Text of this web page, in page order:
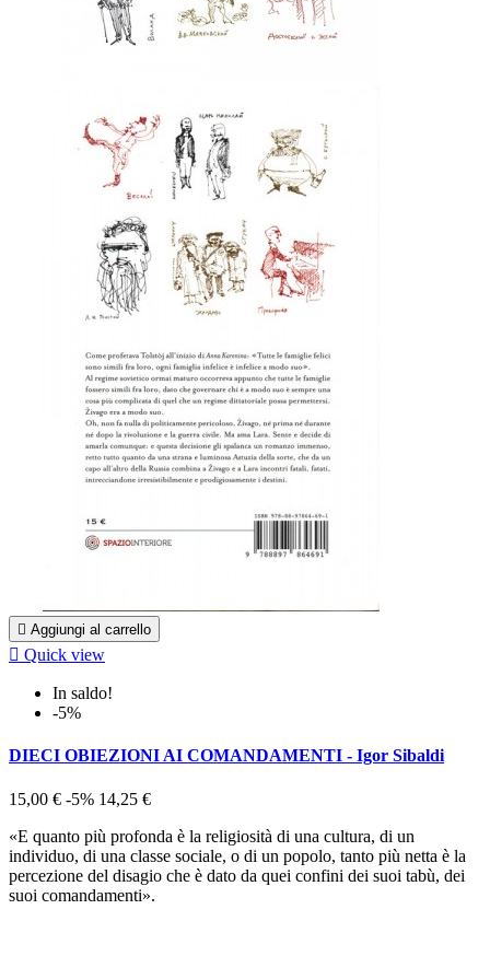
 Aggiungi al carrello
 Quick view
In saldo!
-5%
DIECI OBIEZIONI AI COMANDAMENTI - Igor Sibaldi
15,00 € -5% 14,25 €
«E quanto più profonda è la religiosità di una cultura, di un
individuo, di una classe sociale, o di un popolo, tanto più netta è la
percezione del disagio che è dato da quei confini dei suoi tabù, dei
suoi comandamenti».